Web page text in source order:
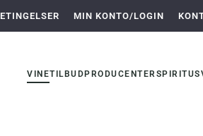
MIN KONTO/LOGIN
VINETILBUD PRODUCENTERSPIRITUS